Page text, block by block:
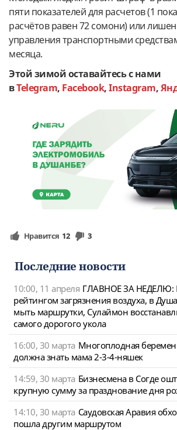
пяти показателей для расчетов (1
расчётов равен 72 сомони) или
управления транспортными
месяца.
Этой зимой оставайтесь с нами
вTelegram, Facebook,Instagram,
Нравится 12 3
Последние новости
10:00, 11 апреля ГЛАВНОЕ ЗА НЕДЕЛЮ:
рейтингом загрязнения воздуха, в
мыть маршрутки, Сулаймон
самого дорогого укола
16:00, 30 марта Многоплодная
должна знать мама 2-3-4-няшек
14:59, 30 марта Бизнесмена в Согде
крупную сумму за празднование дня
14:10, 30 марта Саудовская Аравия
пошла другим маршрутом